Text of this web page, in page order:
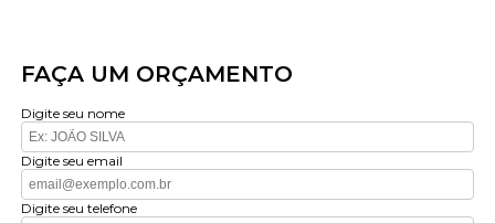
FAÇA UM ORÇAMENTO
Digite seu nome
Digite seu email
Digite seu telefone